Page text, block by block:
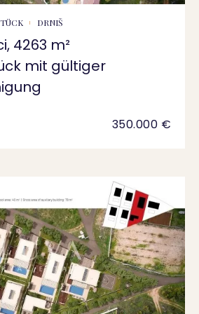
DRNIŠ
4263 m²
mit gültiger
350.000 €